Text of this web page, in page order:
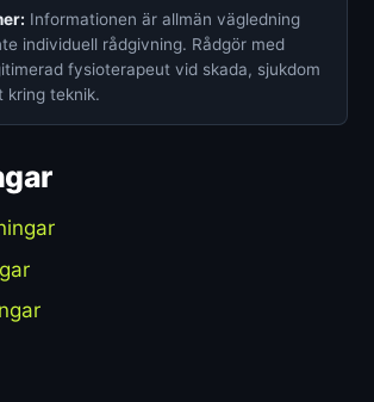
Informationen är allmän vägledning
individuell rådgivning. Rådgör med
fysioterapeut vid skada, sjukdom
kring teknik.